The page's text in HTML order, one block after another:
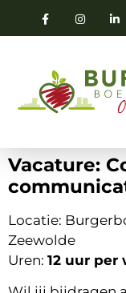
Vacature:
Locatie:
Zeewolde
Uren: 12 uur per